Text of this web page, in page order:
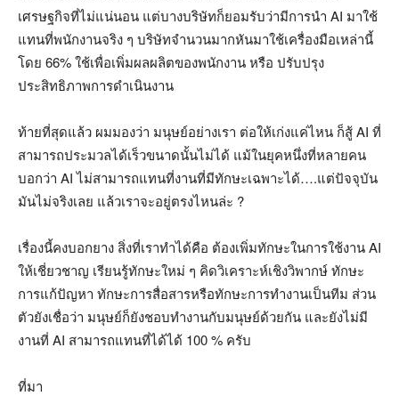
เศรษฐกิจที่ไม่แน่นอน แต่บางบริษัทก็ยอมรับว่ามีการนำ AI มาใช้
แทนที่พนักงานจริง ๆ บริษัทจำนวนมากหันมาใช้เครื่องมือเหล่านี้
โดย 66% ใช้เพื่อเพิ่มผลผลิตของพนักงาน หรือ ปรับปรุง
ประสิทธิภาพการดำเนินงาน
ท้ายที่สุดแล้ว ผมมองว่า มนุษย์อย่างเรา ต่อให้เก่งแค่ไหน ก็สู้ AI ที่
สามารถประมวลได้เร็วขนาดนั้นไม่ได้ แม้ในยุคหนึ่งที่หลายคน
บอกว่า AI ไม่สามารถแทนที่งานที่มีทักษะเฉพาะได้….แต่ปัจจุบัน
มันไม่จริงเลย แล้วเราจะอยู่ตรงไหนล่ะ ?
เรื่องนี้คงบอกยาง สิ่งที่เราทำได้คือ ต้องเพิ่มทักษะในการใช้งาน AI
ให้เชี่ยวชาญ เรียนรู้ทักษะใหม่ ๆ คิดวิเคราะห์เชิงวิพากษ์ ทักษะ
การแก้ปัญหา ทักษะการสื่อสารหรือทักษะการทำงานเป็นทีม ส่วน
ตัวยังเชื่อว่า มนุษย์ก็ยังชอบทำงานกับมนุษย์ด้วยกัน และยังไม่มี
งานที่ AI สามารถแทนที่ได้ได้ 100 % ครับ
ที่มา